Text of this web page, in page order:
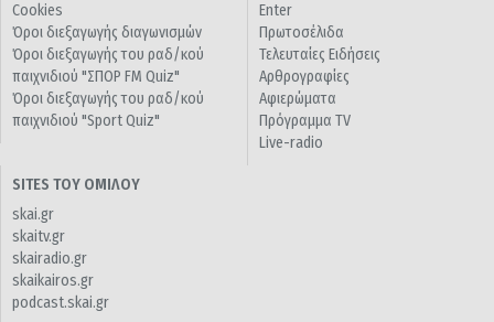
Cookies
Όροι διεξαγωγής διαγωνισμών
Όροι διεξαγωγής του ραδ/κού
παιχνιδιού "ΣΠΟΡ FM Quiz"
Όροι διεξαγωγής του ραδ/κού
παιχνιδιού "Sport Quiz"
Enter
Πρωτοσέλιδα
Τελευταίες Ειδήσεις
Αρθρογραφίες
Αφιερώματα
Πρόγραμμα TV
Live-radio
SITES ΤΟΥ ΟΜΙΛΟΥ
skai.gr
skaitv.gr
skairadio.gr
skaikairos.gr
podcast.skai.gr